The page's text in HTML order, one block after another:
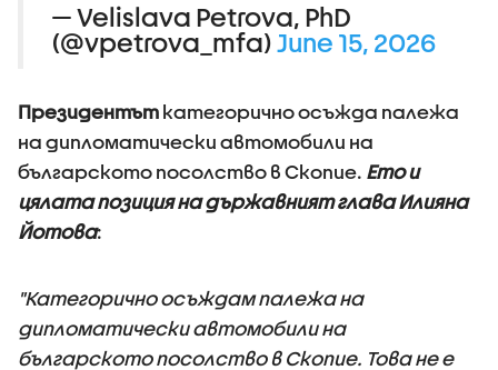
— Velislava Petrova, PhD
(@vpetrova_mfa)June 15, 2026
Президентът категорично осъжда палежа
на дипломатически автомобили на
българското посолство в Скопие. Ето и
цялата позиция на държавният глава Илияна
Йотова:
"Категорично осъждам палежа на
дипломатически автомобили на
българското посолство в Скопие. Това не е